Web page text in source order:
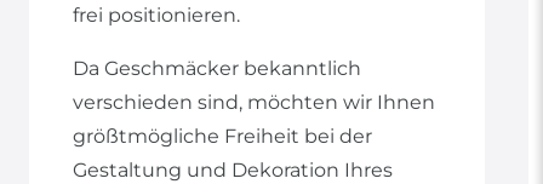
frei positionieren.
Da Geschmäcker bekanntlich
verschieden sind, möchten wir Ihnen
größtmögliche Freiheit bei der
Gestaltung und Dekoration Ihres